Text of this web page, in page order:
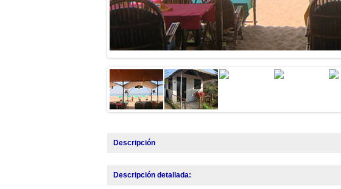
Descripción
Descripción detallada: